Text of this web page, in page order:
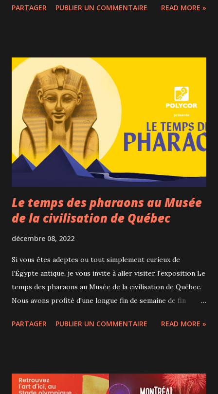
artistes célèbres morts à l'âge de 27 ans. La carrière de
carrière, lui permettant d'exposer ses œuvres dans de
prestigieuses galeries aux côtés d'artistes comme Keith
Haring. Coqueluche des milieux branchés devenue une
icône après sa mort, certaines de ses toiles se vendraient
aujourd'hui plus de 100 millions de dollars américains.
Artiste pluridisciplinaire, la musique a occupé une grande
place dans sa vie. Il a été notamment clarinettiste du
groupe Gray et son univers musical est ric...
PARTAGER PUBLIER UN COMMENTAIRE READ MORE »
Le temps des pharaons au Musée
de la civilisation de Québec
décembre 08, 2022
Si vous êtes adeptes ou tout simplement curieux de
l’Égypte antique, je vous invite à aller visiter l'exposition Le
temps des pharaons au Musée de la civilisation de Québec.
Nous avons profité d'une longue fin de semaine de fin
visiter la magnifique exposition sur la riche culture de
angles : le paysage et l'importance cruciale du Nil, le climat,
PARTAGER PUBLIER UN COMMENTAIRE READ MORE »